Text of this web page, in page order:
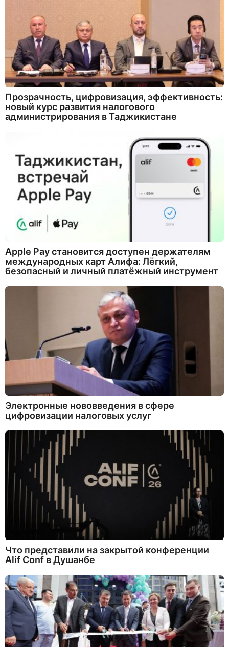
Прозрачность, цифровизация, эффективность:
новый курс развития налогового
администрирования в Таджикистане
Apple Pay становится доступен держателям
международных карт Алифа: Лёгкий,
безопасный и личный платёжный инструмент
Электронные нововведения в сфере
цифровизации налоговых услуг
Что представили на закрытой конференции
Alif Conf в Душанбе